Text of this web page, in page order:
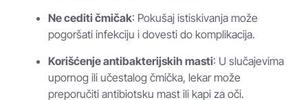
Ne cediti čmičak: Pokušaj istiskivanja može
pogoršati infekciju i dovesti do komplikacija.
Korišćenje antibakterijskih masti: U slučajevima
upornog ili učestalog čmička, lekar može
preporučiti antibiotsku mast ili kapi za oči.